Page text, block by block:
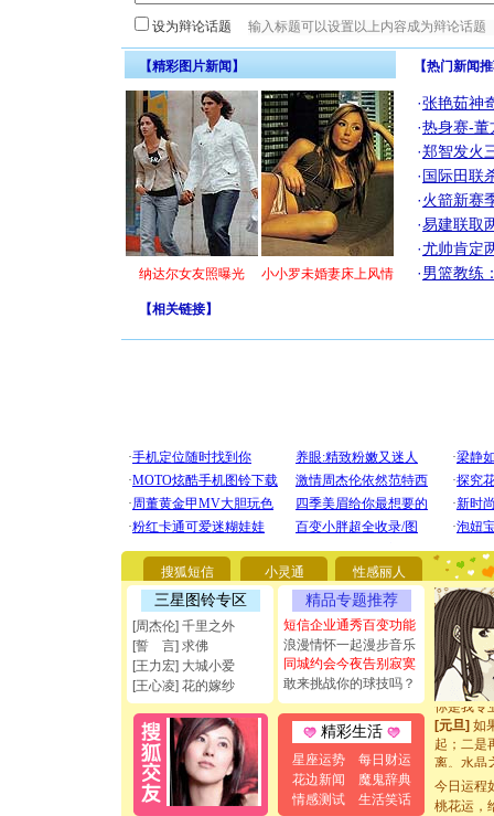
设为辩论话题
【精彩图片新闻】
纳达尔女友照曝光 小小罗未婚妻床上风情
【热门新闻
·张艳茹神
·热身赛-董
·郑智发火
·国际田联
·火箭新赛
·易建联取
·尤帅肯定
·男篮教练
【相关链接】
搜狐短信 小灵通 性感丽人
三星图铃专区
[周杰伦] 千里之外
[誓 言] 求佛
[王力宏] 大城小爱
[王心凌] 花的嫁纱
精品专题推荐
短信企业通秀百变功能
浪漫情怀一起漫步音乐
同城约会今夜告别寂寞
敢来挑战你的球技吗？
精彩生活
星座运势
每日财运
花边新闻
魔鬼辞典
情感测试
生活笑话
[圣诞节]
你太多
要平安！
[圣诞节]
能正大光
都要快乐
[圣诞节]
如意,快
[元旦]看
断电。爱
你是我专
[元旦]如
起；二是
离。水晶
泣，这痛
卖了。水
今日运程
桃花运，